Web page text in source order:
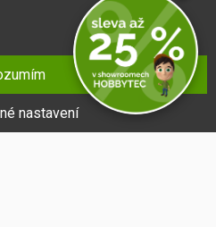
druhů kategorií cookies:
webu a jeho funkcí, které se
náš web nefungoval, např. by nebylo
nastavení